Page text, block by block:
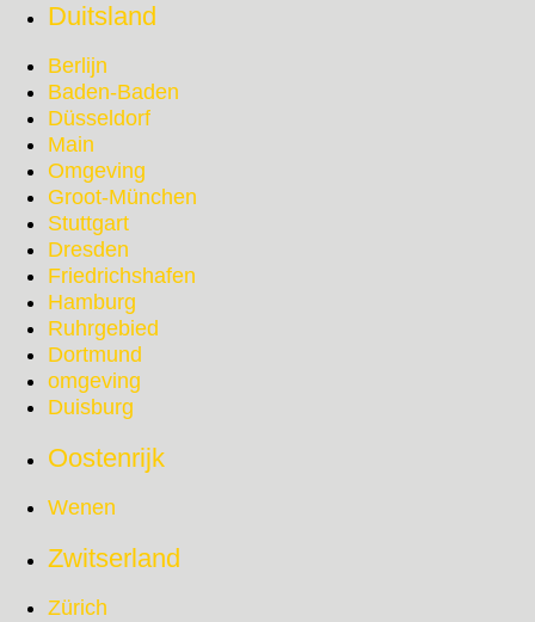
Duitsland
Berlijn
Baden-Baden
Düsseldorf
Main
Omgeving
Groot-München
Stuttgart
Dresden
Friedrichshafen
Hamburg
Ruhrgebied
Dortmund
omgeving
Duisburg
Oostenrijk
Wenen
Zwitserland
Zürich